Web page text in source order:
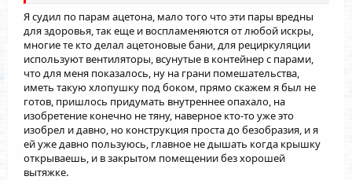
Я судил по парам ацетона, мало того что эти пары вредны
для здоровья, так еще и воспламеняются от любой искры,
многие те кто делал ацетоновые бани, для рециркуляции
используют вентиляторы, всунутые в контейнер с парами,
что для меня показалось, ну на грани помешательства,
иметь такую хлопушку под боком, прямо скажем я был не
готов, пришлось придумать внутреннее опахало, на
изобретение конечно не тяну, наверное кто-то уже это
изобрел и давно, но конструкция проста до безобразия, и я
ей уже давно пользуюсь, главное не дышать когда крышку
открываешь, и в закрытом помещении без хорошей
вытяжке.